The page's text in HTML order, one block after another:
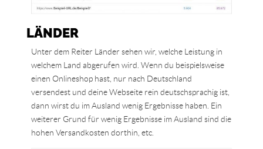
LÄNDER
Unter dem Reiter Länder sehen wir, welche Leistung in
welchem Land abgerufen wird. Wenn du beispielsweise
einen Onlineshop hast, nur nach Deutschland
versendest und deine Webseite rein deutschsprachig ist,
dann wirst du im Ausland wenig Ergebnisse haben. Ein
weiterer Grund für wenig Ergebnisse im Ausland sind die
hohen Versandkosten dorthin, etc.